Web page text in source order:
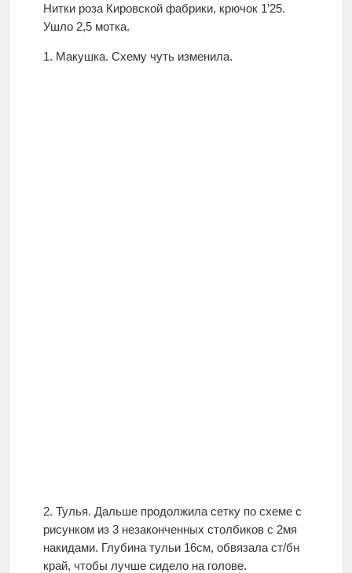
Нитки роза Кировской фабрики, крючок 1’25.
Ушло 2,5 мотка.
1. Макушка. Схему чуть изменила.
2. Тулья. Дальше продолжила сетку по схеме с
рисунком из 3 незаконченных столбиков с 2мя
накидами. Глубина тульи 16см, обвязала ст/бн
край, чтобы лучше сидело на голове.